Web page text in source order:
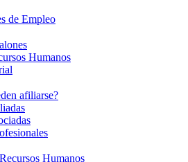
de Empleo
Humanos
afiliarse?
Humanos